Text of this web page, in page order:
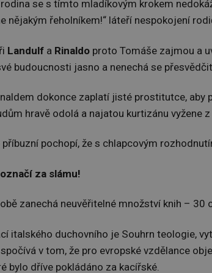
se s tímto mladíkovým krokem
nějakým řeholníkem!“ láteří nespokojení
Landulf a Rinaldo proto Tomáše zajmou a
budoucnosti jasno a nenechá se
dokonce zaplatí jisté prostitutce, aby
hravě odolá a najatou kurtizánu vyžene
příbuzní pochopí, že s chlapcovým
za slámu!
zanechá neuvěřitelné množství knih – 30
italského duchovního je Souhrn teologie,
v tom, že pro evropské vzdělance
bylo dříve pokládáno za kacířské.